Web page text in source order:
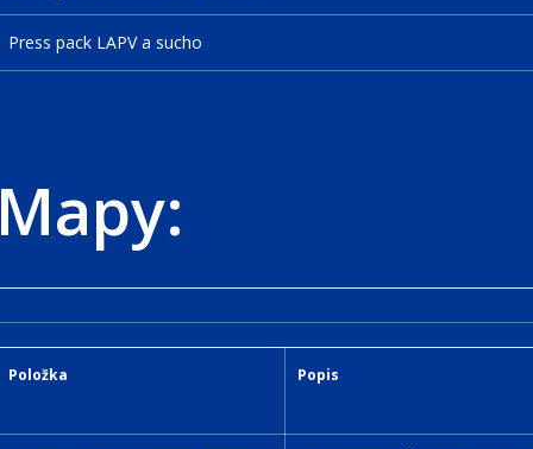
Press pack LAPV a sucho
Položka Popis